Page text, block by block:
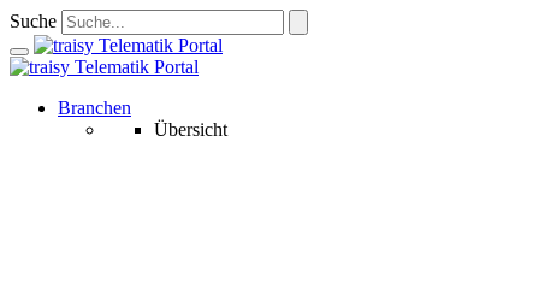
Suche
Branchen
Übersicht